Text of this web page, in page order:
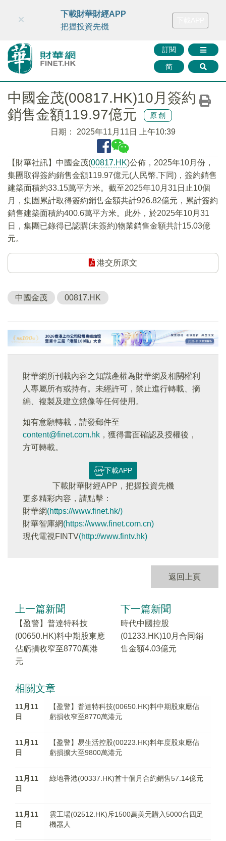
財華智庫網 FINTV FINMETA 財華證券 媒體矩陣
訂閱
简
×
下載財華財經APP
把握投資先機
中國金茂(00817.HK)10月簽約
銷售金額119.97億元
原創
日期： 2025年11月11日 上午10:39
【財華社訊】中國金茂(00817.HK)公佈，2025年10月份，
集團取得簽約銷售金額119.97億元(人民幣,下同)，簽約銷售
建築面積約33.15萬平方米。截至2025年10月31日止10個
月，集團累計取得簽約銷售金額共計926.82億元，累計簽約
銷售建築面積約400.6萬平方米。此外，於2025年10月31
日，集團已錄得已認購(未簽約)物業銷售金額共計15.03億
元。
港交所原文
中國金茂 00817.HK
財華網所刊載內容之知識產權為財華網及相關權利
人專屬所有或持有。未經許可，禁止進行轉載、摘
編、複製及建立鏡像等任何使用。
如有意願轉載，請發郵件至
content@finet.com.hk ，獲得書面確認及授權後，
方可轉載。
下載APP
下載財華財經APP，把握投資先機
更多精彩内容，請點擊：
財華網(https://www.finet.hk/)
財華智庫網(https://www.finet.com.cn)
現代電視FINTV(http://www.fintv.hk)
返回上頁
上一篇新聞
【盈警】普達特科技
(00650.HK)料中期股東應
佔虧損收窄至8770萬港
元
下一篇新聞
時代中國控股
(01233.HK)10月合同銷
售金額4.03億元
相關文章
11月11
日
【盈警】普達特科技(00650.HK)料中期股東應佔
虧損收窄至8770萬港元
11月11
日
【盈警】易生活控股(00223.HK)料年度股東應佔
虧損擴大至9800萬港元
11月11
日
綠地香港(00337.HK)首十個月合約銷售57.14億元
11月11
日
雲工場(02512.HK)斥1500萬美元購入5000台四足
機器人